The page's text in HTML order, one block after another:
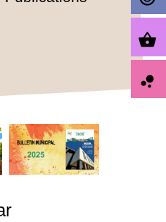
shopping_basket
bubble_chart